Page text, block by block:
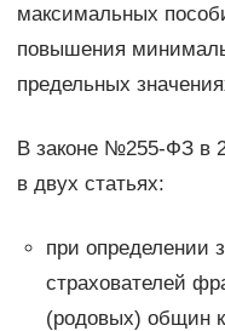
максимальных
повышения
предельных
В законе №255-ФЗ в
в двух статьях:
при определении
страхователей
(родовых) общин